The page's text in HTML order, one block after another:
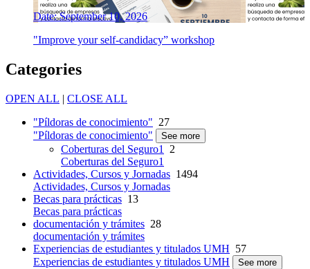
Date: September 10, 2026
"Improve your self-candidacy” workshop
Categories
OPEN ALL | CLOSE ALL
"Píldoras de conocimiento" 27
"Píldoras de conocimiento"
See more
Coberturas del Seguro1
2
Coberturas del Seguro1
Actividades, Cursos y Jornadas 1494
Actividades, Cursos y Jornadas
Becas para prácticas 13
Becas para prácticas
documentación y trámites 28
documentación y trámites
Experiencias de estudiantes y titulados UMH 57
Experiencias de estudiantes y titulados UMH
See more